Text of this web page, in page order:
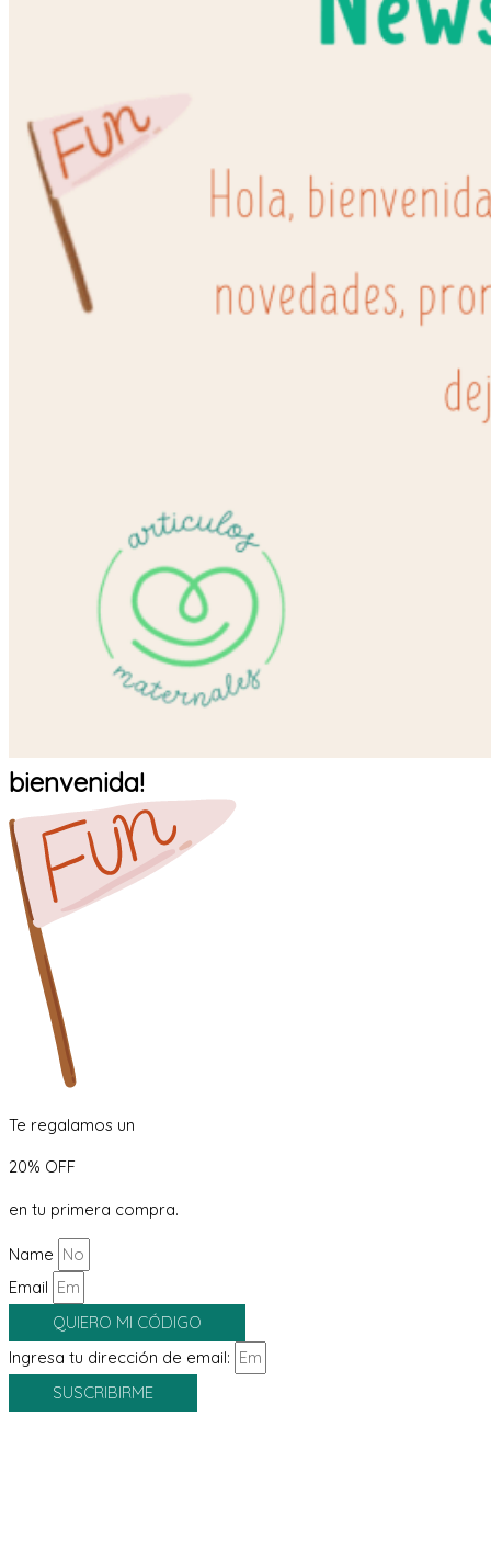
bienvenida!
Te regalamos un
20% OFF
en tu primera compra.
Name
Email
QUIERO MI CÓDIGO
Ingresa tu dirección de email:
SUSCRIBIRME